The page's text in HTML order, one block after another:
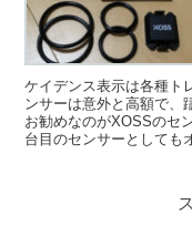
ケイデンス表示は各種ト
ンサーは意外と高額で、
お勧めなのがXOSSのセ
台目のセンサーとしても